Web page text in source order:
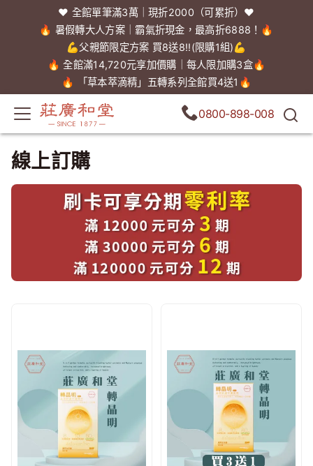
❤️ 全館單筆滿3萬｜現折2000（可累折）❤️
🔥 暑假轉大人方案｜霸氣折現金，最高折6888！🔥
💪父親節限定方案 買8送8!!(限購1組)💪
🔥 全館滿14,720元享加價購｜每人限加購3盒🔥
🔥 「草本萃滴精」五轉系列全館買4送1🔥
0800-898-008
線上訂購